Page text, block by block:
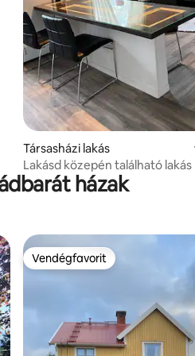
Társasházi lakás
Lakásd közepén található lakás
házak
Vendégfavorit
Vendégfavorit